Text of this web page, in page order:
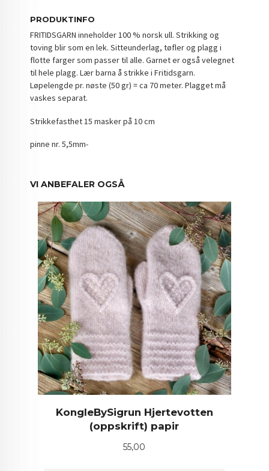
PRODUKTINFO
FRITIDSGARN inneholder 100 % norsk ull. Strikking og
toving blir som en lek. Sitteunderlag, tøfler og plagg i
flotte farger som passer til alle. Garnet er også velegnet
til hele plagg. Lær barna å strikke i Fritidsgarn.
Løpelengde pr. nøste (50 gr) = ca 70 meter. Plagget må
vaskes separat.
Strikkefasthet 15 masker på 10 cm
pinne nr. 5,5mm-
VI ANBEFALER OGSÅ
KongleBySigrun Hjertevotten
(oppskrift) papir
Pris
55,00